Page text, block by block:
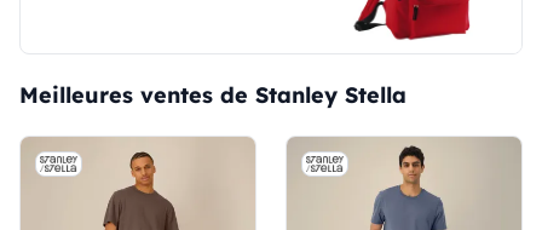
Meilleures ventes de Stanley Stella